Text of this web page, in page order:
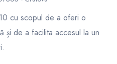
cu scopul de a oferi o
și de a facilita accesul la un